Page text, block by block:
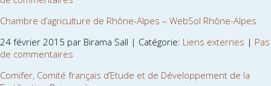
Chambre d’agriculture de Rhône-Alpes – WebSol Rhône-Alpes
24 février 2015 par Birama Sall | Catégorie: Liens externes | Pas
de commentaires
Comifer, Comité français d’Etude et de Développement de la